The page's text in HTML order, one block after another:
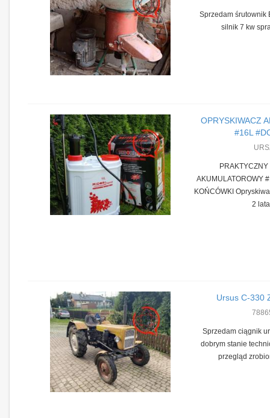
Sprzedam śrutownik
silnik 7 kw
OPRYSKIWACZ
#16L
AKUMULATOROWY
KOŃCÓWKI
2
Ursus C-330
Sprzedam ciągnik
dobrym stanie
przegląd